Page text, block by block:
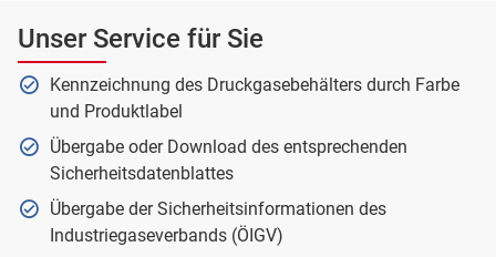
Unser Service für Sie
Kennzeichnung des Druckgasebehälters durch Farbe
und Produktlabel
Übergabe oder Download des entsprechenden
Sicherheitsdatenblattes
Übergabe der Sicherheitsinformationen des
Industriegaseverbands (ÖIGV)